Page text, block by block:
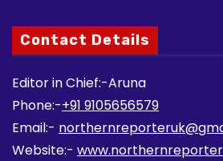
Contact Details
Editor in Chief:-Aruna
Phone:-+91 9105656579
Email:-
Website:-